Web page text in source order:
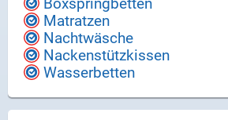
Bett­ge­stel­len und Bett- und
dern auch alles an Zu­be­hör – von
Bett­de­cken bis hin zu
Ge­schäft fin­den Sie zudem
mer­aus­stat­tun­gen, die auf Ihre
dürf­nis­se ab­ge­stimmt sind. Neben der Viel­falt
Matratzen
Nachtwäsche
Nackenstützkissen
Wasserbetten